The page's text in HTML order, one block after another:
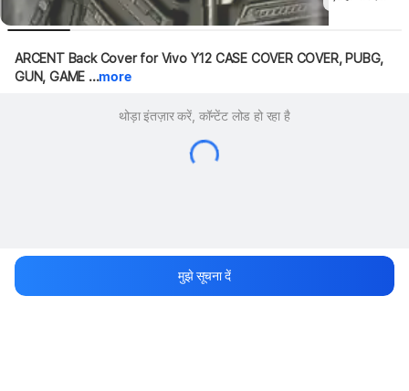
ARCENT Back Cover for Vivo Y12 CASE COVER COVER, PUBG,
GUN, GAME ...more
थोड़ा इंतज़ार करें, कॉन्टेंट लोड हो रहा है
मुझे सूचना दें